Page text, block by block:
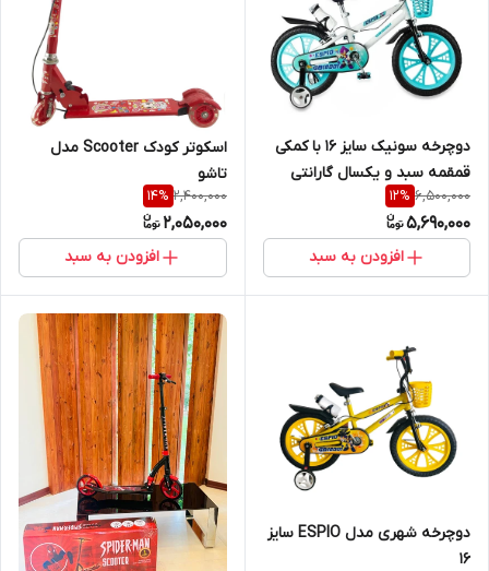
دوچرخه سونیک سایز 16 با کمکی
قمقمه سبد و یکسال گارانتی
شرکتی به همراه پشتیبانی از
قطعات
6,500,000
12%
5,690,000
افزودن به سبد
اسکوتر کودک Scooter مدل
تاشو
2,400,000
14%
2,050,000
افزودن به سبد
دوچرخه شهری مدل ESPIO سایز
16